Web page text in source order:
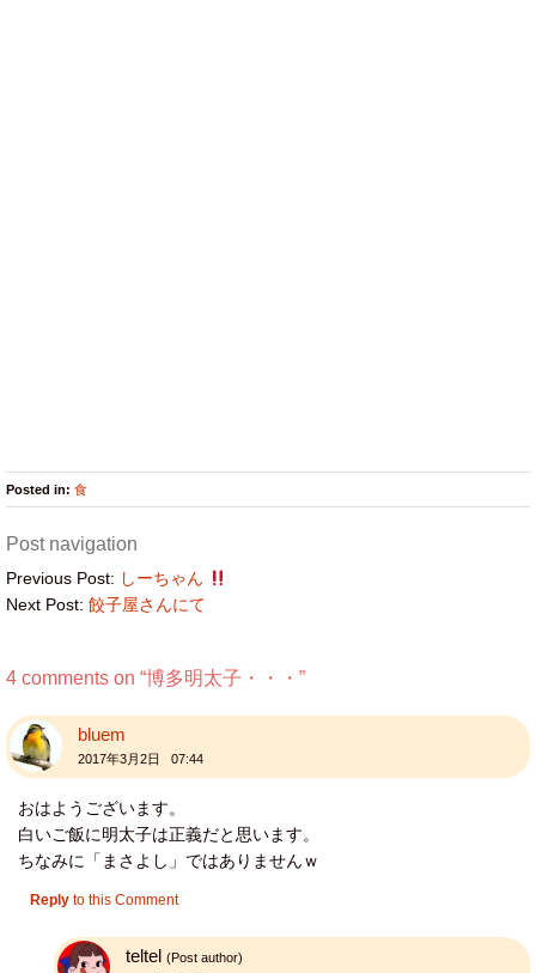
Posted in: 食
Post navigation
Previous Post: しーちゃん
Next Post: 餃子屋さんにて
4 comments on “博多明太子・・・ ”
bluem
2017年3月2日 07:44
おはようございます。
白いご飯に明太子は正義だと思います。
ちなみに「まさよし」ではありませんｗ
Reply to this Comment
teltel (Post author)